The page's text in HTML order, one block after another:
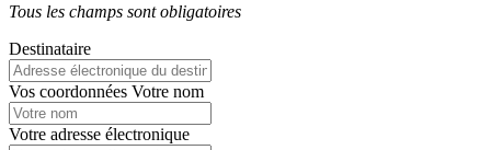
Tous les champs sont obligatoires
Destinataire
Vos coordonnées Votre nom
Votre adresse électronique